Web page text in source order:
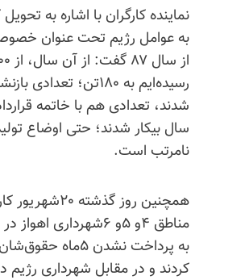
نماینده کارگران با اشاره به تحویل
به عوامل رژیم تحت عنوان
رسیده‌ایم به ۱۸۰تن؛ تعدادی
شدند، تعدادی هم با خاتمه
سال بیکار شدند؛ حتی اوضاع
نامرتب است.
همچنین روز گذشته
مناطق ۴و ۵و ۶شهرداری
به پرداخت نشدن ۵ماه
کردند و در مقابل شهرداری رژیم